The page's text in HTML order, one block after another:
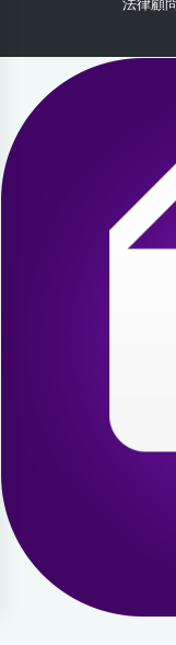
法律顧